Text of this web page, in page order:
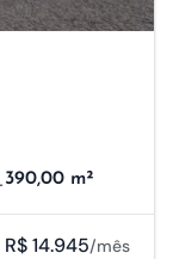
390,00 m²
R$ 14.945/mês